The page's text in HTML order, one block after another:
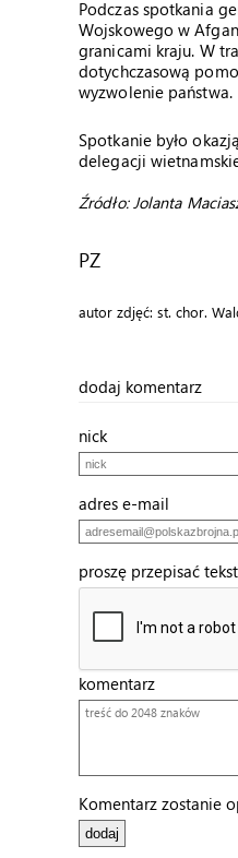
Podczas spotkania
Wojskowego w
granicami kraju. W
dotychczasową
wyzwolenie państwa.
Spotkanie było
delegacji
Źródło: Jolanta
PZ
autor zdjęć: st. chor.
dodaj komentarz
nick
adres e-mail
proszę przepisać
komentarz
Komentarz zostanie